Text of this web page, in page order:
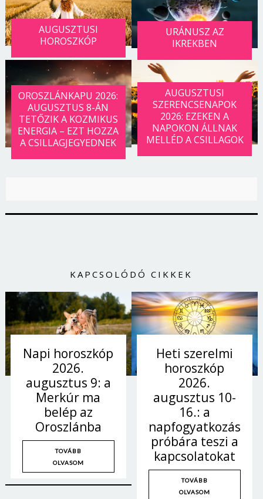
AUGUSZTUSI
HOROSZKÓP
URÁNUSZ AZ
IKREKBEN
OROSZLÁNKAPU 2026:
AUGUSZTUS 8-ÁN
TETŐZIK A KOZMIKUS
ENERGIA – EZT HOZZA
A CSILLAGJEGYEDNEK
AUGUSZTUSI
SZERENCSENAPOK
2026: EZEKEN A
NAPOKON ÁLLNAK
MELLÉD A CSILLAGOK
KAPCSOLÓDÓ CIKKEK
Napi horoszkóp
2026.
augusztus 9: a
Merkúr ma
belép az
Oroszlánba
TOVÁBB
OLVASOM
Heti szerelmi
horoszkóp
2026.
augusztus 10-
16.: a
napfogyatkozás
próbára teszi a
kapcsolatokat
TOVÁBB
OLVASOM